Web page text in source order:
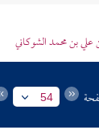
بن محمد الشوكاني
54